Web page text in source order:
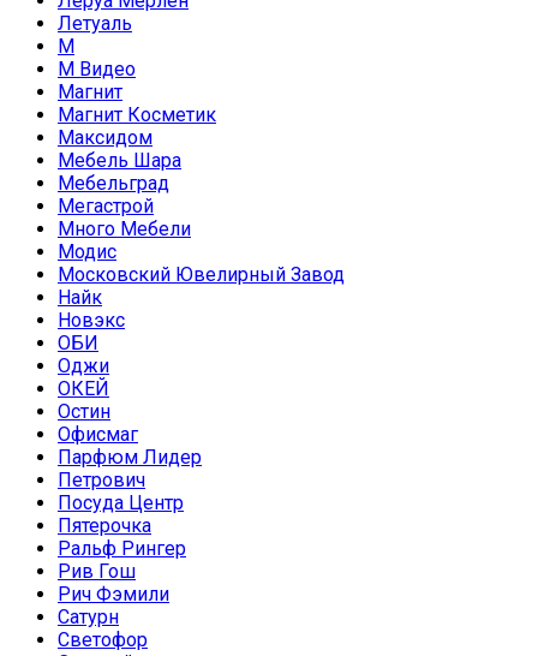
Летуаль
М
М Видео
Магнит
Магнит Косметик
Максидом
Мебель Шара
Мебельград
Мегастрой
Много Мебели
Модис
Московский Ювелирный Завод
Найк
Новэкс
ОБИ
Оджи
ОКЕЙ
Остин
Офисмаг
Парфюм Лидер
Петрович
Посуда Центр
Пятерочка
Ральф Рингер
Рив Гош
Рич Фэмили
Сатурн
Светофор